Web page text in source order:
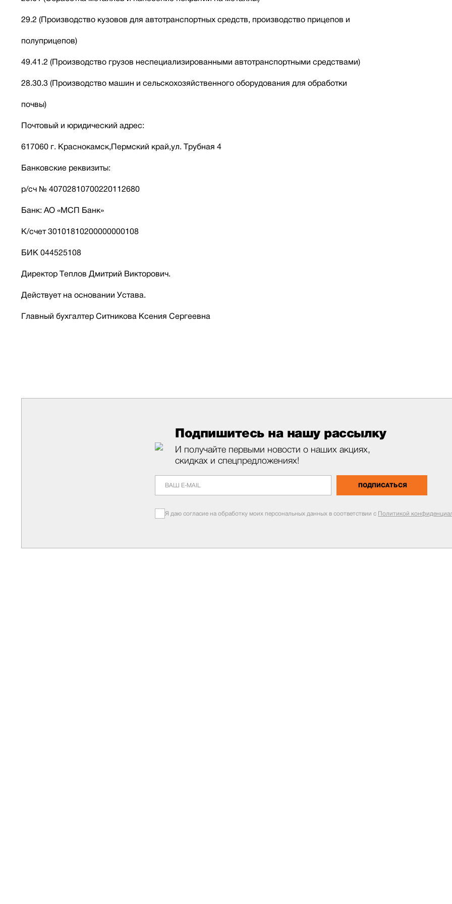
29.2 (Производство кузовов для автотранспортных средств, производство прицепов и
полуприцепов)
49.41.2 (Производство грузов неспециализированными автотранспортными средствами)
28.30.3 (Производство машин и сельскохозяйственного оборудования для обработки
почвы)
Почтовый и юридический адрес:
617060 г. Краснокамск,Пермский край,ул. Трубная 4
Банковские реквизиты:
р/сч № 40702810700220112680
Банк: АО «МСП Банк»
К/счет 30101810200000000108
БИК 044525108
Директор Теплов Дмитрий Викторович.
Действует на основании Устава.
Главный бухгалтер Ситникова Ксения Сергеевна
Подпишитесь на нашу рассылку
И получайте первыми новости о наших акциях,
скидках и спецпредложениях!
ПОДПИСАТЬСЯ
Я даю согласие на обработку моих персональных данных в соответствии с Политикой